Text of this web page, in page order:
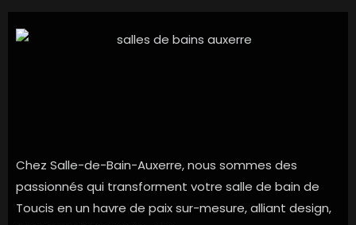
Chez Salle-de-Bain-Auxerre, nous sommes des
passionnés qui transforment votre salle de bain de
Toucis en un havre de paix sur-mesure, alliant design,